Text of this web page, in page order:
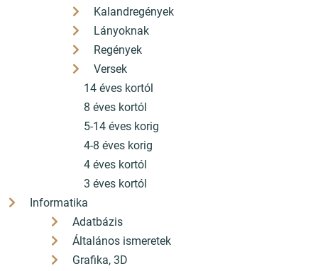
Kalandregények
Lányoknak
Regények
Versek
14 éves kortól
8 éves kortól
5-14 éves korig
4-8 éves korig
4 éves kortól
3 éves kortól
Informatika
Adatbázis
Általános ismeretek
Grafika, 3D